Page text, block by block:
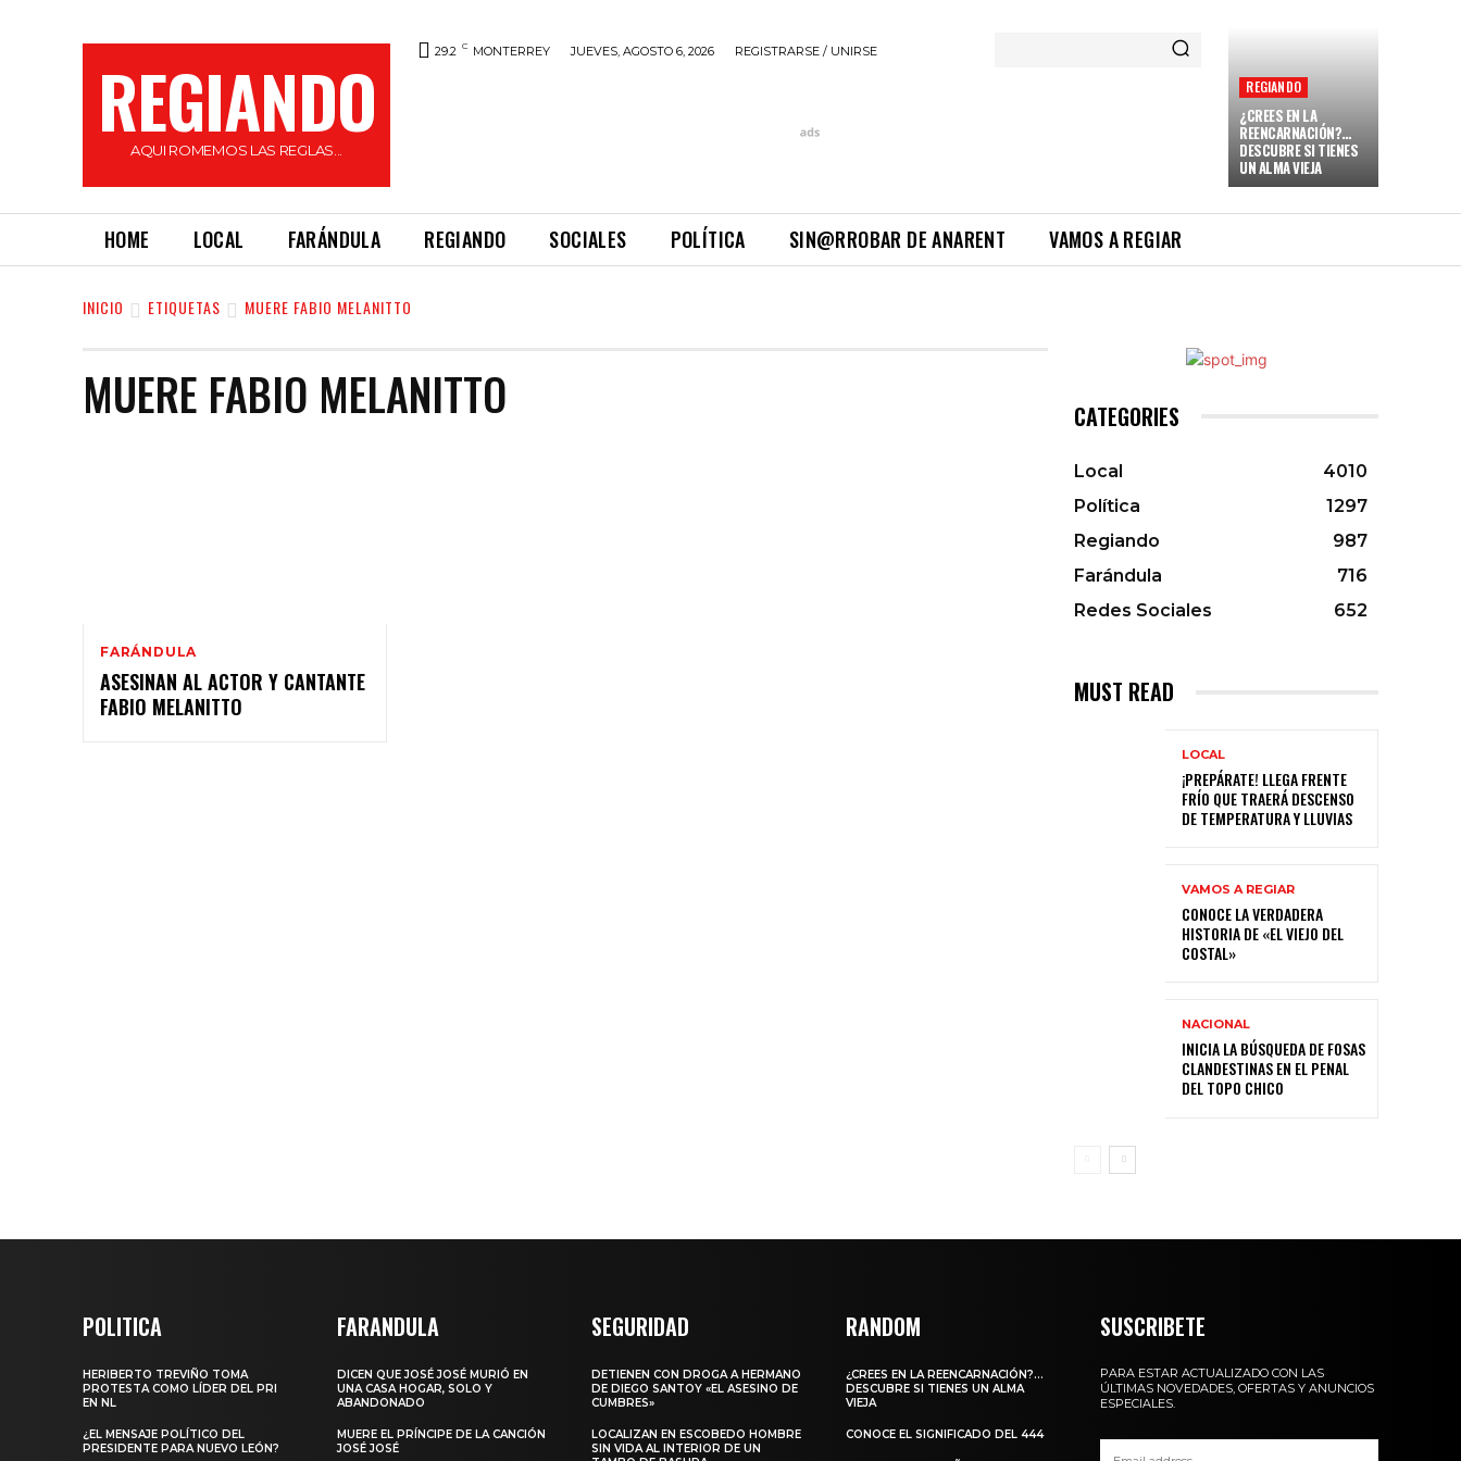
REGIANDO
AQUI ROMEMOS LAS REGLAS...
29.2 C MONTERREY JUEVES, AGOSTO 6, 2026 REGISTRARSE / UNIRSE
REGIANDO
¿CREES EN LA
REENCARNACIÓN?…
DESCUBRE SI TIENES
UN ALMA VIEJA
HOME LOCAL FARÁNDULA REGIANDO SOCIALES POLÍTICA SIN@RROBAR DE ANARENT VAMOS A REGIAR
INICIO ETIQUETAS MUERE FABIO MELANITTO
MUERE FABIO MELANITTO
FARÁNDULA
ASESINAN AL ACTOR Y CANTANTE
FABIO MELANITTO
CATEGORIES
Local
4010
Política
1297
Regiando
987
Farándula
716
Redes Sociales
652
MUST READ
LOCAL
¡PREPÁRATE! LLEGA FRENTE
FRÍO QUE TRAERÁ DESCENSO
DE TEMPERATURA Y LLUVIAS
VAMOS A REGIAR
CONOCE LA VERDADERA
HISTORIA DE «EL VIEJO DEL
COSTAL»
NACIONAL
INICIA LA BÚSQUEDA DE FOSAS
CLANDESTINAS EN EL PENAL
DEL TOPO CHICO
POLITICA
HERIBERTO TREVIÑO TOMA
PROTESTA COMO LÍDER DEL PRI
EN NL
¿EL MENSAJE POLÍTICO DEL
PRESIDENTE PARA NUEVO LEÓN?
FARANDULA
DICEN QUE JOSÉ JOSÉ MURIÓ EN
UNA CASA HOGAR, SOLO Y
ABANDONADO
MUERE EL PRÍNCIPE DE LA CANCIÓN
JOSÉ JOSÉ
SEGURIDAD
DETIENEN CON DROGA A HERMANO
DE DIEGO SANTOY «EL ASESINO DE
CUMBRES»
LOCALIZAN EN ESCOBEDO HOMBRE
SIN VIDA AL INTERIOR DE UN
RANDOM
¿CREES EN LA REENCARNACIÓN?…
DESCUBRE SI TIENES UN ALMA
VIEJA
CONOCE EL SIGNIFICADO DEL 444
SUSCRIBETE
PARA ESTAR ACTUALIZADO CON LAS
ÚLTIMAS NOVEDADES, OFERTAS Y ANUNCIOS
ESPECIALES.